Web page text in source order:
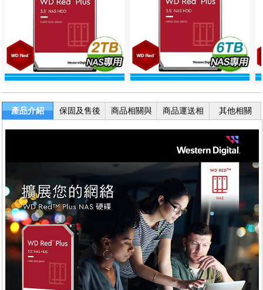
產品介紹
保固及售後
服務
商品相關與
退換貨
商品運送相
關
其他相關